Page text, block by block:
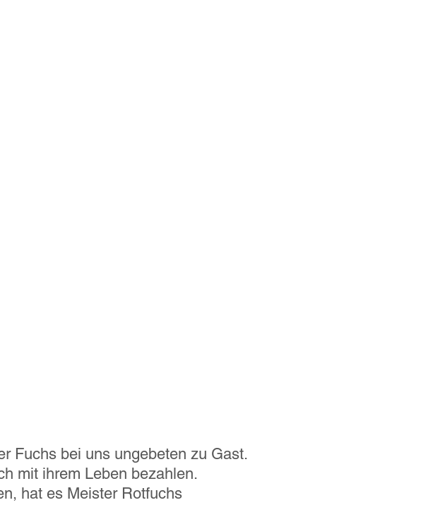
Fuchs bei uns ungebeten zu Gast.
mit ihrem Leben bezahlen.
hat es Meister Rotfuchs